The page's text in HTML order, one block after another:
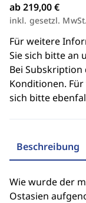
ab 219,00 €
inkl. gesetzl. MwSt.
Für weitere
Sie sich bitte an
Bei
Konditionen.
sich bitte
Beschreibung
Wie wurde der
Ostasien